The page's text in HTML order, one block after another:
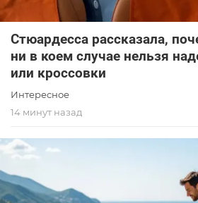
Стюардесса рассказала,
ни в коем случае нельзя
или кроссовки
Интересное
14 минут назад